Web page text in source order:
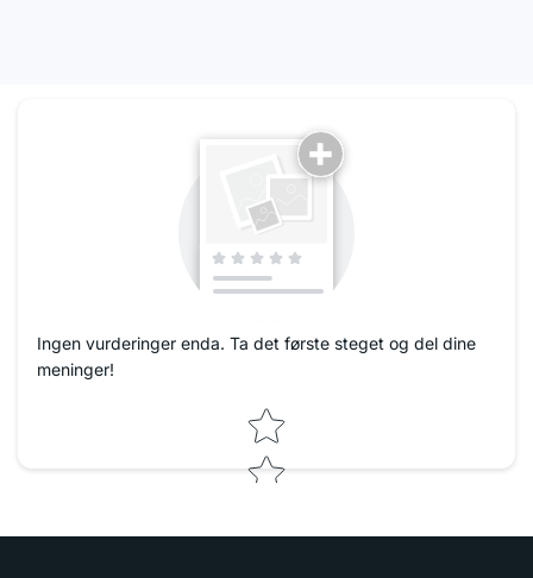
Ingen vurderinger enda. Ta det første steget og del dine
meninger!
Star rating